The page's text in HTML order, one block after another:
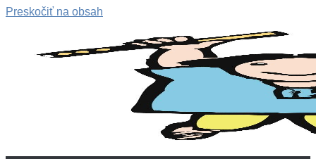
Preskočiť na obsah